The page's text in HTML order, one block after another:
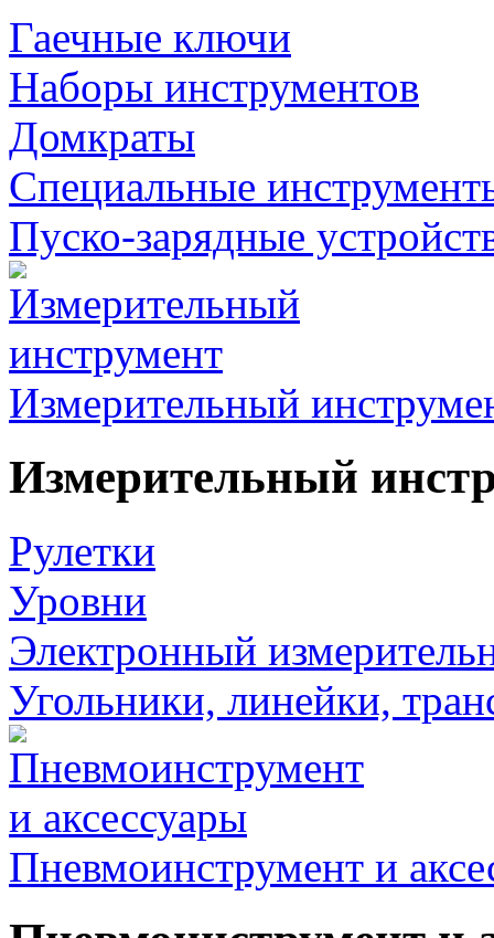
Гаечные ключи
Наборы инструментов
Домкраты
Специальные
Пуско-зарядные
Измерительный
Измерительный
Рулетки
Уровни
Электронный
Угольники, линейки,
Пневмоинструмент и